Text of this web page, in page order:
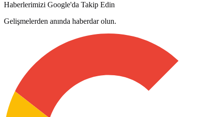
Haberlerimizi Google'da Takip Edin
Gelişmelerden anında haberdar olun.